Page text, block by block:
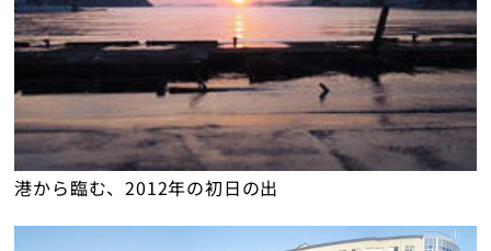
港から臨む、2012年の初日の出